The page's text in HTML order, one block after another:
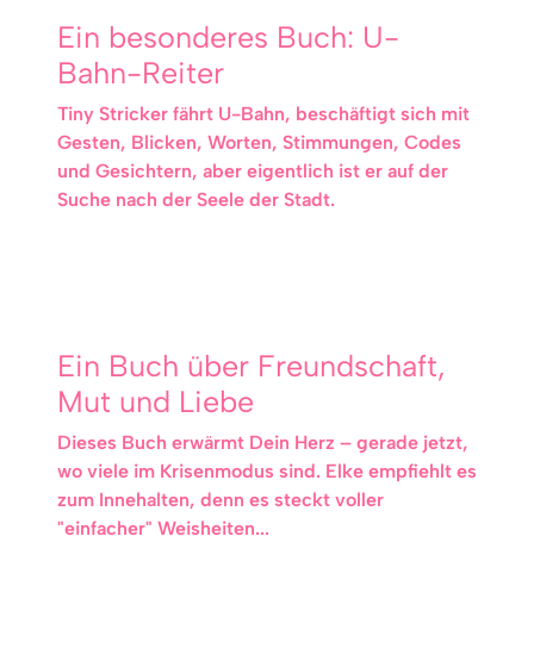
Ein besonderes Buch: U-
Bahn-Reiter
Tiny Stricker fährt U-Bahn, beschäftigt sich mit
Gesten, Blicken, Worten, Stimmungen, Codes
und Gesichtern, aber eigentlich ist er auf der
Suche nach der Seele der Stadt.
Ein Buch über Freundschaft,
Mut und Liebe
Dieses Buch erwärmt Dein Herz – gerade jetzt,
wo viele im Krisenmodus sind. Elke empfiehlt es
zum Innehalten, denn es steckt voller
"einfacher" Weisheiten...